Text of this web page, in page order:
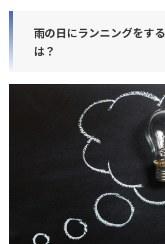
雨の日にランニングをす
は？